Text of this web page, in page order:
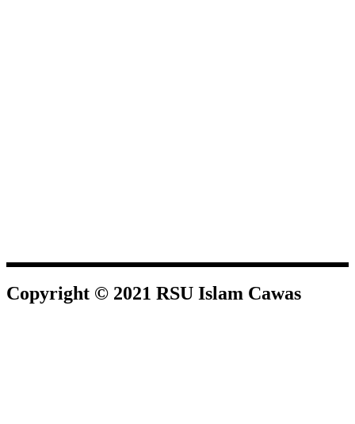
Copyright © 2021 RSU Islam Cawas